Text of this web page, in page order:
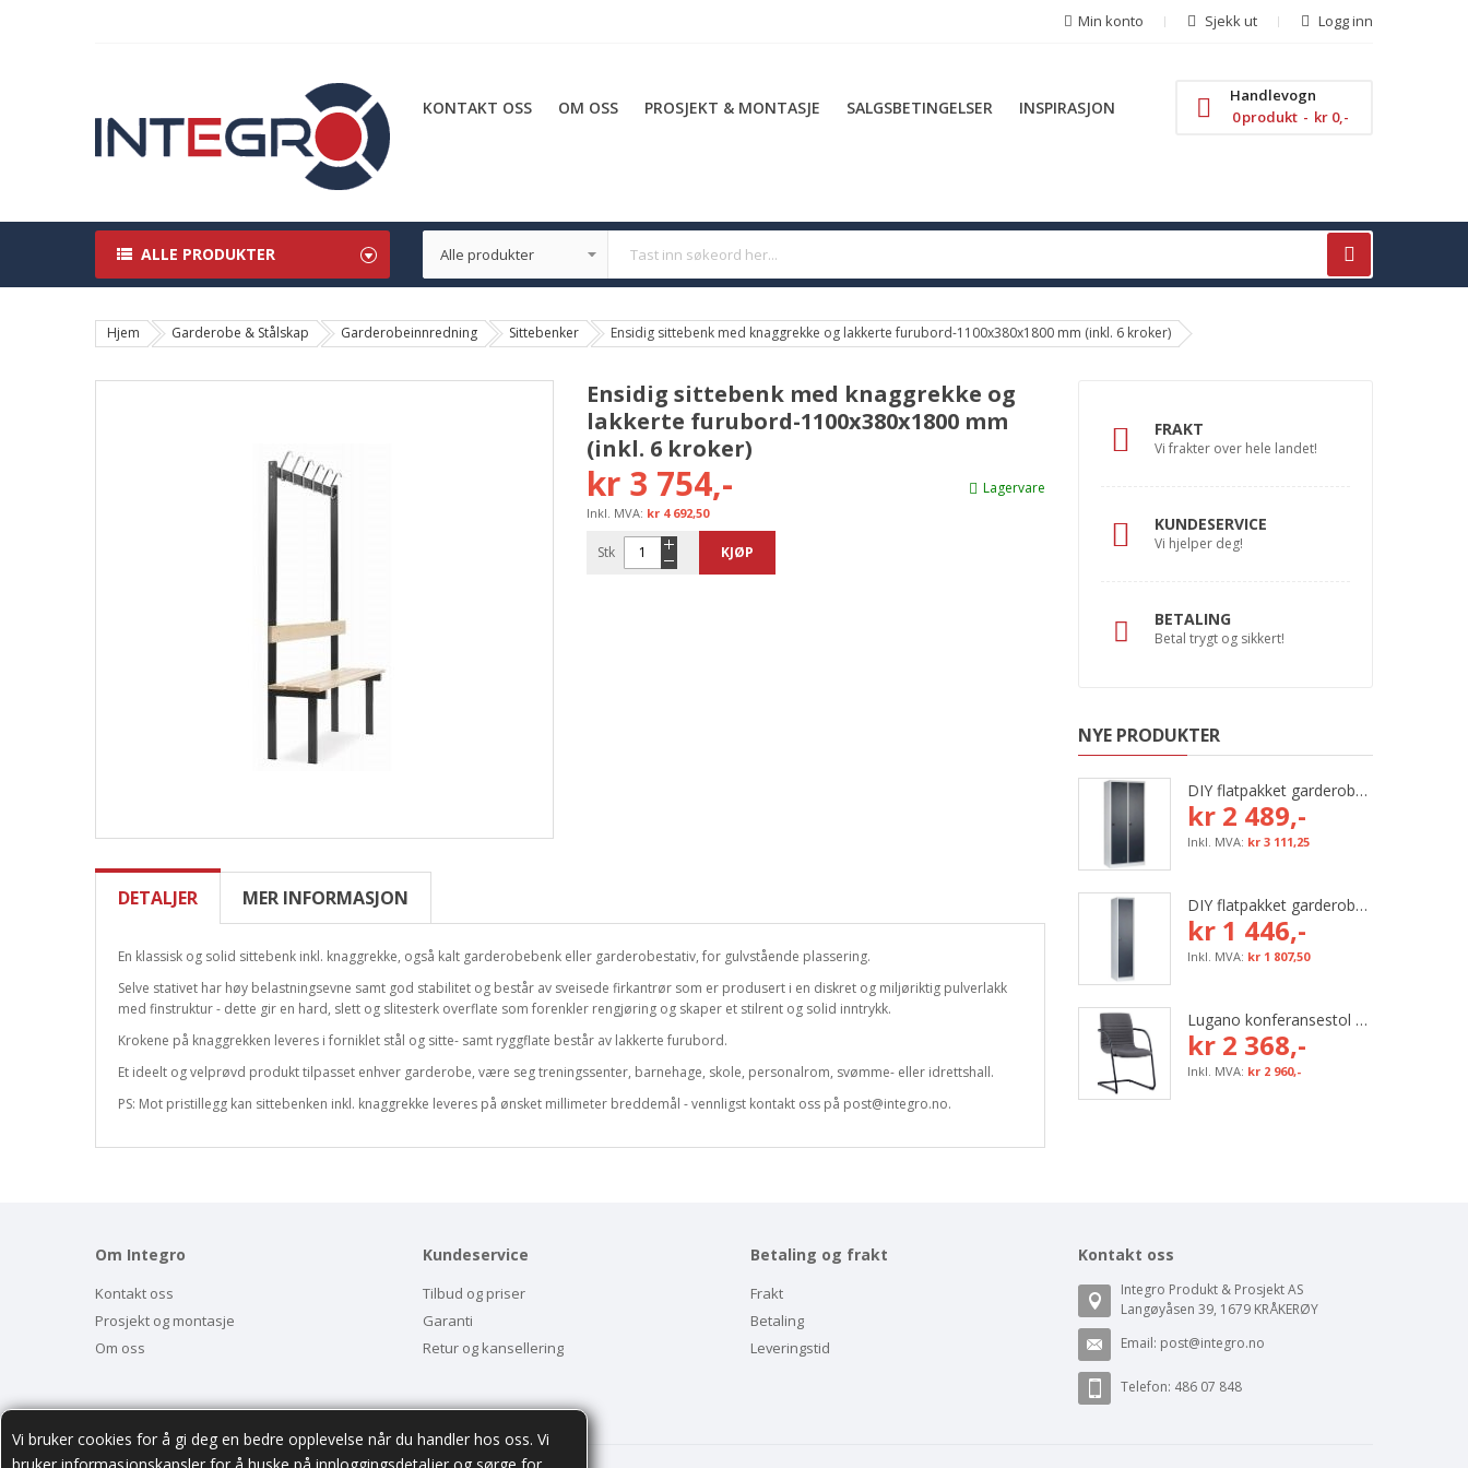
Vi bruker cookies for å gi deg en bedre opplevelse når du handler hos oss. Vi
Min konto Sjekk ut Logg inn
KONTAKT OSS OM OSS PROSJEKT & MONTASJE SALGSBETINGELSER INSPIRASJON
Handlevogn
0produkt kr 0,-
ALLE PRODUKTER
Hjem Garderobe & Stålskap Garderobeinnredning Sittebenker Ensidig sittebenk med knaggrekke og lakkerte furubord-1100x380x1800 mm (inkl. 6 kroker)
Ensidig sittebenk med knaggrekke og
lakkerte furubord-1100x380x1800 mm
(inkl. 6 kroker)
Lagervare
kr 3 754,-
kr 4 692,50
Stk KJØP
DETALJER MER INFORMASJON
En klassisk og solid sittebenk inkl. knaggrekke, også kalt garderobebenk eller garderobestativ, for gulvstående plassering.
Selve stativet har høy belastningsevne samt god stabilitet og består av sveisede firkantrør som er produsert i en diskret og miljøriktig pulverlakk
med finstruktur - dette gir en hard, slett og slitesterk overflate som forenkler rengjøring og skaper et stilrent og solid inntrykk.
Krokene på knaggrekken leveres i forniklet stål og sitte- samt ryggflate består av lakkerte furubord.
Et ideelt og velprøvd produkt tilpasset enhver garderobe, være seg treningssenter, barnehage, skole, personalrom, svømme- eller idrettshall.
PS: Mot pristillegg kan sittebenken inkl. knaggrekke leveres på ønsket millimeter breddemål - vennligst kontakt oss på post@integro.no.
FRAKT
Vi frakter over hele landet!
KUNDESERVICE
Vi hjelper deg!
BETALING
Betal trygt og sikkert!
NYE PRODUKTER
DIY flatpakket garderobeskap, 800 mm (2x400 mm = 2 rom)
kr 2 489,-
kr 3 111,25
DIY flatpakket garderobeskap, 400 mm (1x400 mm = 1 rom)
kr 1 446,-
kr 1 807,50
Lugano konferansestol med grå tekstil og svart bøyleunderstell
kr 2 368,-
kr 2 960,-
Om Integro
Kontakt oss
Prosjekt og montasje
Om oss
Kundeservice
Tilbud og priser
Garanti
Retur og kansellering
Betaling og frakt
Frakt
Betaling
Leveringstid
Kontakt oss
Integro Produkt & Prosjekt AS
Langøyåsen 39, 1679 KRÅKERØY
Email: post@integro.no
Telefon: 486 07 848